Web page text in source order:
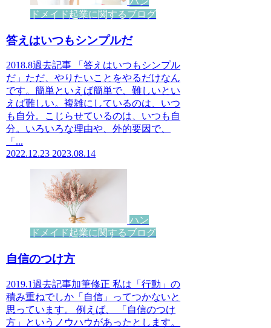
ドメイド起業に関するブログ
答えはいつもシンプルだ
2018.8過去記事 「答えはいつもシンプル
だ」ただ、やりたいことをやるだけなん
です。簡単といえば簡単で、難しいとい
えば難しい。複雑にしているのは、いつ
も自分。こじらせているのは、いつも自
分。いろいろな理由や、外的要因で、
「...
2022.12.23 2023.08.14
ハン
ドメイド起業に関するブログ
自信のつけ方
2019.1過去記事加筆修正 私は「行動」の
積み重ねでしか「自信」ってつかないと
思っています。 例えば、 「自信のつけ
方」というノウハウがあったとします。